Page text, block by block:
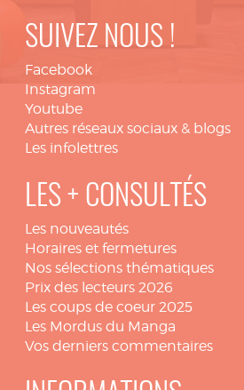
SUIVEZ NOUS !
Facebook
Instagram
Youtube
Autres réseaux sociaux & blogs
Les infolettres
LES + CONSULTÉS
Les nouveautés
Horaires et fermetures
Nos sélections thématiques
Prix des lecteurs 2026
Les coups de coeur 2025
Les Mordus du Manga
Vos derniers commentaires